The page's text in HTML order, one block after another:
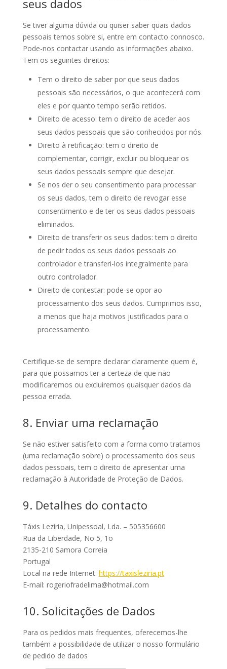
seus dados
Se tiver alguma dúvida ou quiser saber quais dados
pessoais temos sobre si, entre em contacto connosco.
Pode-nos contactar usando as informações abaixo.
Tem os seguintes direitos:
Tem o direito de saber por que seus dados
pessoais são necessários, o que acontecerá com
eles e por quanto tempo serão retidos.
Direito de acesso: tem o direito de aceder aos
seus dados pessoais que são conhecidos por nós.
Direito à retificação: tem o direito de
complementar, corrigir, excluir ou bloquear os
seus dados pessoais sempre que desejar.
Se nos der o seu consentimento para processar
os seus dados, tem o direito de revogar esse
consentimento e de ter os seus dados pessoais
eliminados.
Direito de transferir os seus dados: tem o direito
de pedir todos os seus dados pessoais ao
controlador e transferi-los integralmente para
outro controlador.
Direito de contestar: pode-se opor ao
processamento dos seus dados. Cumprimos isso,
a menos que haja motivos justificados para o
processamento.
Certifique-se de sempre declarar claramente quem é,
para que possamos ter a certeza de que não
modificaremos ou excluiremos quaisquer dados da
pessoa errada.
8. Enviar uma reclamação
Se não estiver satisfeito com a forma como tratamos
(uma reclamação sobre) o processamento dos seus
dados pessoais, tem o direito de apresentar uma
reclamação à Autoridade de Proteção de Dados.
9. Detalhes do contacto
Táxis Lezíria, Unipessoal, Lda. – 505356600
Rua da Liberdade, No 5, 1o
2135-210 Samora Correia
Portugal
Local na rede Internet: https://taxisleziria.pt
E-mail: rogeriofradelima@hotmail.com
10. Solicitações de Dados
Para os pedidos mais frequentes, oferecemos-lhe
também a possibilidade de utilizar o nosso formulário
de pedido de dados